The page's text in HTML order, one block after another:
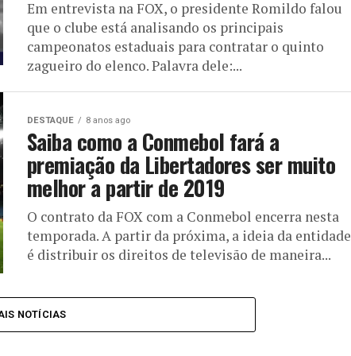
Em entrevista na FOX, o presidente Romildo falou
que o clube está analisando os principais
campeonatos estaduais para contratar o quinto
zagueiro do elenco. Palavra dele:...
DESTAQUE 8 anos ago
Saiba como a Conmebol fará a
premiação da Libertadores ser muito
melhor a partir de 2019
O contrato da FOX com a Conmebol encerra nesta
temporada. A partir da próxima, a ideia da entidade
é distribuir os direitos de televisão de maneira...
NOTÍCIAS